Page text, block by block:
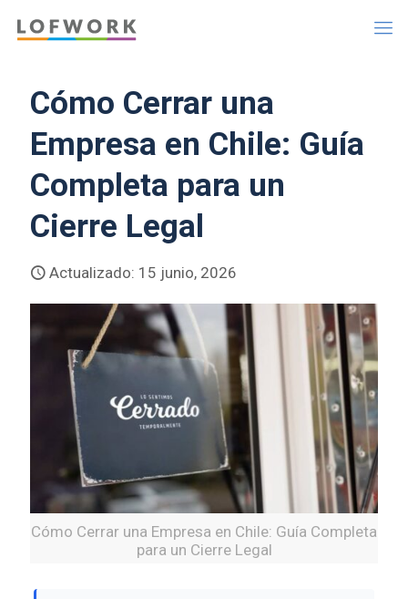
Cómo Cerrar una
Empresa en Chile: Guía
Completa para un
Cierre Legal
Actualizado: 15 junio, 2026
Cómo Cerrar una Empresa en Chile: Guía Completa
para un Cierre Legal